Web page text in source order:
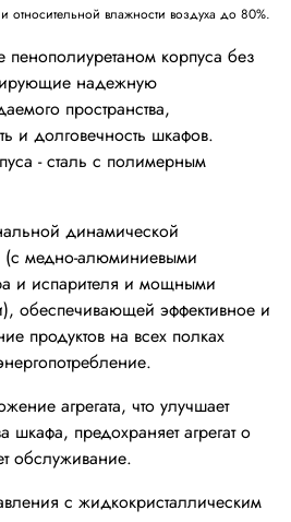
влажности воздуха до 80%.
корпуса без
надежную
пространства,
и долговечность шкафов.
- сталь с полимерным
динамической
(с медно-алюминиевыми
и испарителя и мощными
обеспечивающей эффективное и
продуктов на всех полках
агрегата, что улучшает
шкафа, предохраняет агрегат о
обслуживание.
с жидкокристаллическим